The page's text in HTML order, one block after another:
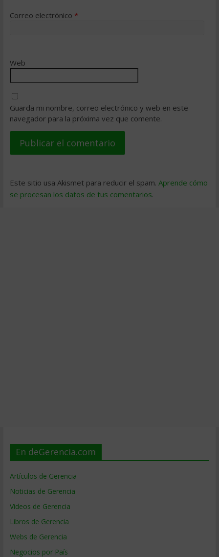
Correo electrónico *
Web
Guarda mi nombre, correo electrónico y web en este
navegador para la próxima vez que comente.
Este sitio usa Akismet para reducir el spam. Aprende cómo
se procesan los datos de tus comentarios.
En deGerencia.com
Artículos de Gerencia
Noticias de Gerencia
Videos de Gerencia
Libros de Gerencia
Webs de Gerencia
Negocios por País